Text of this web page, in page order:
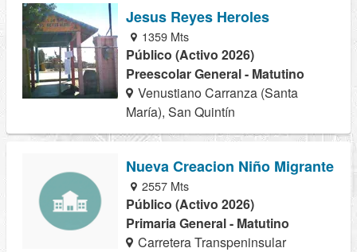
Jesus Reyes Heroles
1359 Mts
Público (Activo 2026)
Preescolar General - Matutino
Venustiano Carranza (Santa
María), San Quintín
Nueva Creacion Niño Migrante
2557 Mts
Público (Activo 2026)
Primaria General - Matutino
Carretera Transpeninsular